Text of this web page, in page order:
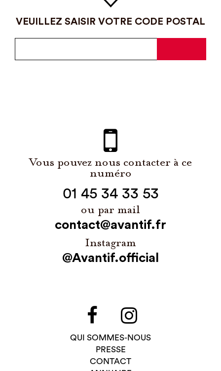
VEUILLEZ SAISIR VOTRE CODE POSTAL
Vous pouvez nous contacter à ce
numéro
01 45 34 33 53
ou par mail
contact@avantif.fr
Instagram
@Avantif.official
QUI SOMMES-NOUS
PRESSE
CONTACT